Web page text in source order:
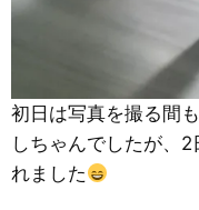
初日は写真を撮る間
しちゃんでしたが、
れました